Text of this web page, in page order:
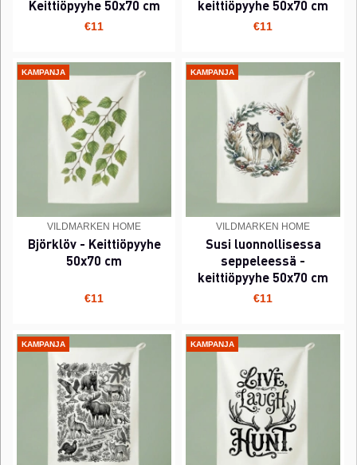
Keittiöpyyhe 50x70 cm
€11
keittiöpyyhe 50x70 cm
€11
KAMPANJA
VILDMARKEN HOME
Björklöv - Keittiöpyyhe
50x70 cm
€11
KAMPANJA
VILDMARKEN HOME
Susi luonnollisessa
seppeleessä -
keittiöpyyhe 50x70 cm
€11
KAMPANJA KAMPANJA